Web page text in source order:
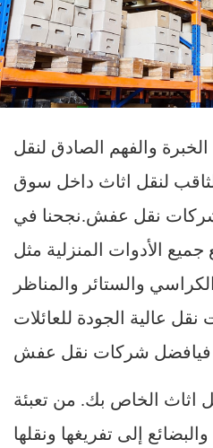
والفهم الصادق لنقل
لنقل اثاث داخل سوق
نقل عفش.نجحنا في
الأدوات المنزلية مثل
والستائر والمناظر
عالية الجودة للعائلات
اثاث الخاص بك. من تعبئة
إلى تفريغها ونقلها